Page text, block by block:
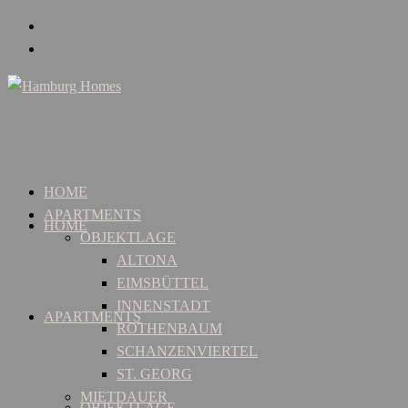
HOME
APARTMENTS
HOME
APARTMENTS
OBJEKTLAGE
ALTONA
EIMSBÜTTEL
INNENSTADT
ROTHENBAUM
SCHANZENVIERTEL
ST. GEORG
MIETDAUER